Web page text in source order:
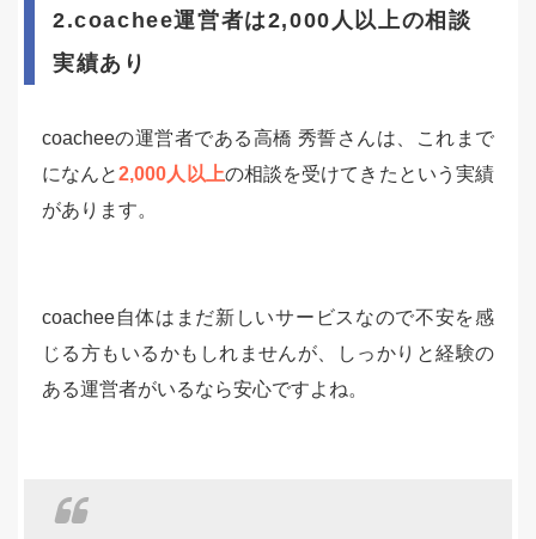
2.coachee運営者は2,000人以上の相談
実績あり
coacheeの運営者である高橋 秀誓さんは、これまで
になんと2,000人以上の相談を受けてきたという実績
があります。
coachee自体はまだ新しいサービスなので不安を感
じる方もいるかもしれませんが、しっかりと経験の
ある運営者がいるなら安心ですよね。